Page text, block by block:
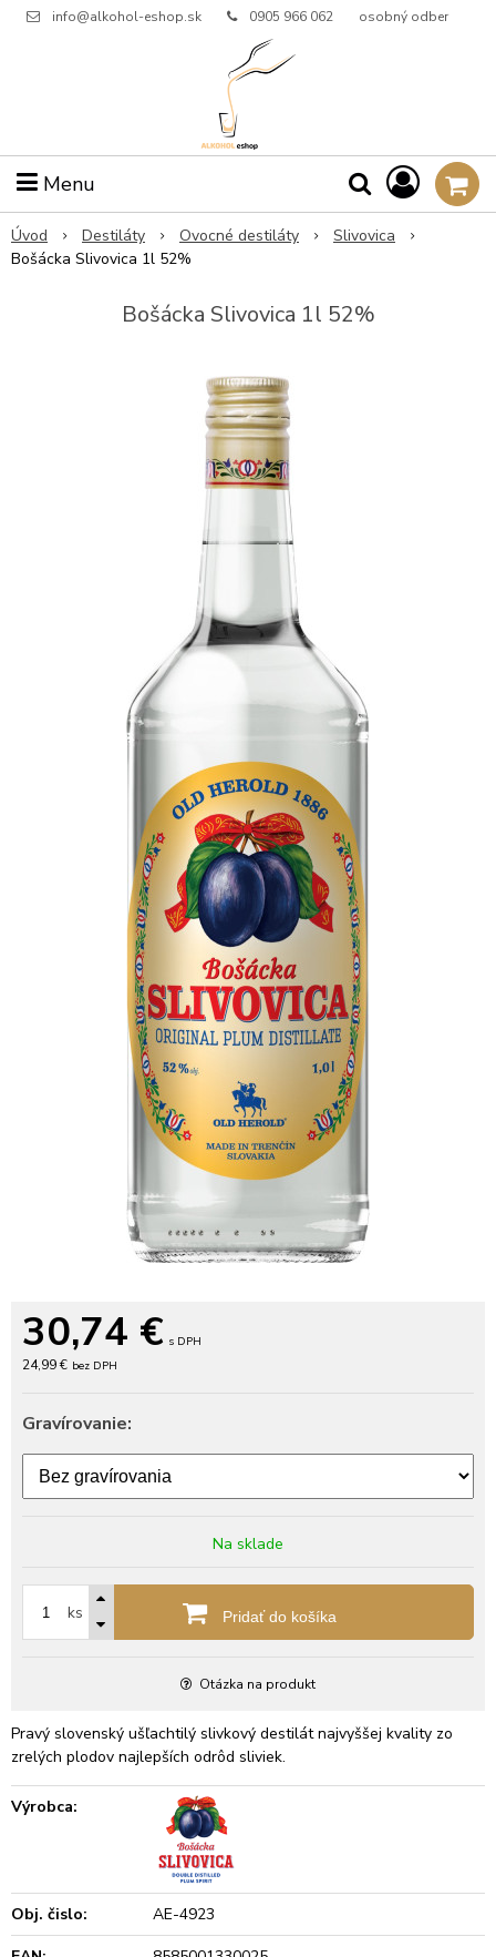
info@alkohol-eshop.sk 0905 966 062 osobný odber
Menu
Úvod Destiláty Ovocné destiláty
Slivovica
Bošácka Slivovica 1l 52%
Bošácka Slivovica 1l 52%
30,74 € s DPH
24,99 € bez DPH
Gravírovanie:
Na sklade
ks Pridať do košíka
Otázka na produkt
Pravý slovenský ušľachtilý slivkový destilát najvyššej kvality zo
zrelých plodov najlepších odrôd sliviek.
Výrobca:
Obj. čislo:
AE-4923